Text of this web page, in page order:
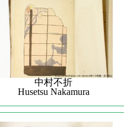
中村不折
Husetsu Nakamura